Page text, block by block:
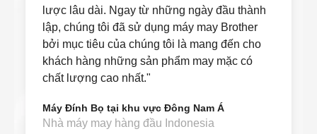
lược lâu dài. Ngay từ những ngày đầu thành
lập, chúng tôi đã sử dụng máy may Brother
bởi mục tiêu của chúng tôi là mang đến cho
khách hàng những sản phẩm may mặc có
chất lượng cao nhất."
Máy Đính Bọ tại khu vực Đông Nam Á
Nhà máy may hàng đầu Indonesia